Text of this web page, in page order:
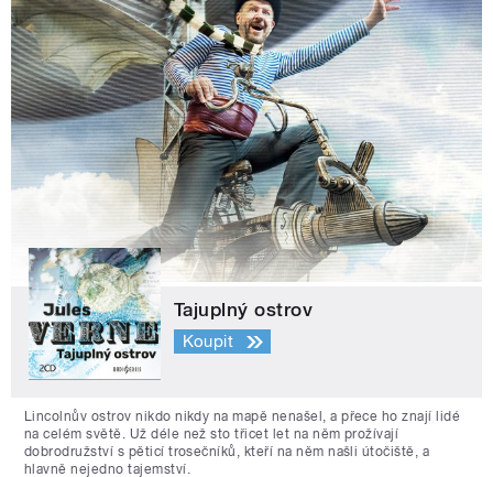
Tajuplný ostrov
Koupit
Lincolnův ostrov nikdo nikdy na mapě nenašel, a přece ho znají lidé
na celém světě. Už déle než sto třicet let na něm prožívají
dobrodružství s pěticí trosečníků, kteří na něm našli útočiště, a
hlavně nejedno tajemství.